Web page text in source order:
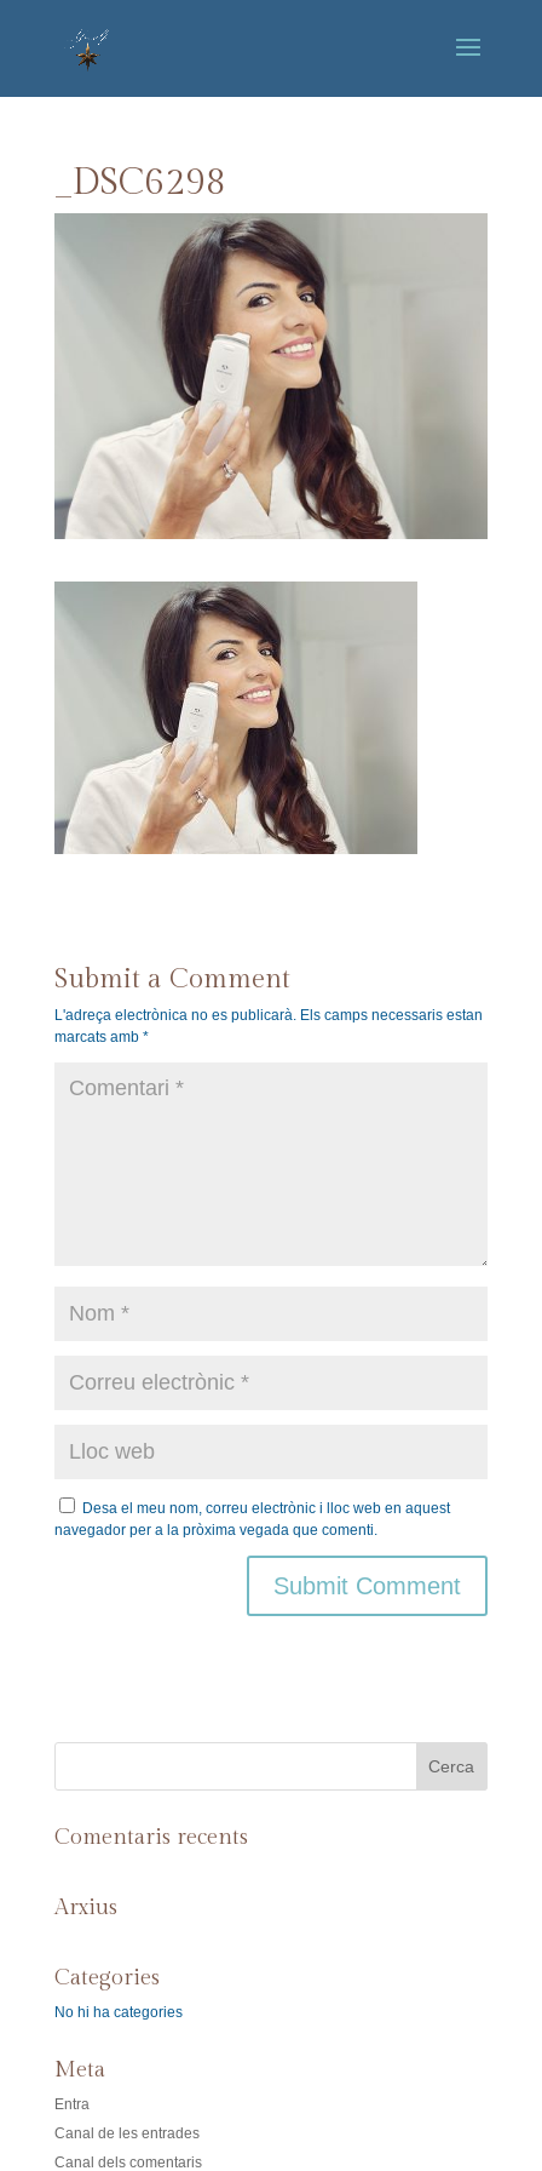
_DSC6298
Submit a Comment
L'adreça electrònica no es publicarà. Els camps necessaris estan
marcats amb *
Desa el meu nom, correu electrònic i lloc web en aquest
navegador per a la pròxima vegada que comenti.
Comentaris recents
Arxius
Categories
No hi ha categories
Meta
Entra
Canal de les entrades
Canal dels comentaris